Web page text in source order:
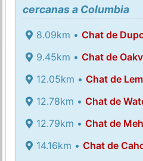
cercanas a Columbia
8.09km • Chat de
9.45km • Chat de
12.05km • Chat de
12.78km • Chat de
12.79km • Chat de
14.16km • Chat de